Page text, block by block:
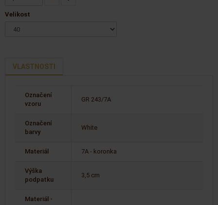
Velikost
VLASTNOSTI
Označení
vzoru
GR 243/7A
Označení
barvy
White
Materiál 7A - koronka
Výška
podpatku
3,5 cm
Materiál -